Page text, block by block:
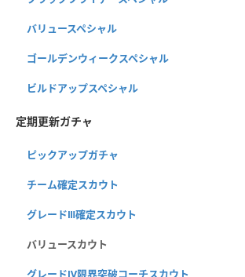
バリュースペシャル
ゴールデンウィークスペシャル
ビルドアップスペシャル
定期更新ガチャ
ピックアップガチャ
チーム確定スカウト
グレードⅢ確定スカウト
バリュースカウト
グレードⅣ限界突破コーチスカウト